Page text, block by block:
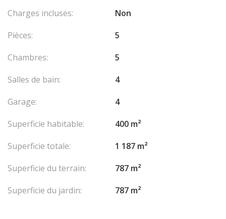
Charges incluses:
Non
Pièces:
5
Chambres:
5
Salles de bain:
4
Garage:
4
Superficie habitable:
400 m²
Superficie totale:
1 187 m²
Superficie du terrain:
787 m²
Superficie du jardin:
787 m²